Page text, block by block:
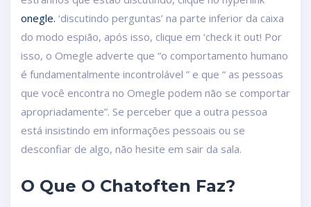
onegle. ‘discutindo perguntas’ na parte inferior da caixa
do modo espião, após isso, clique em ‘check it out! Por
isso, o Omegle adverte que “o comportamento humano
é fundamentalmente incontrolável ” e que “ as pessoas
que você encontra no Omegle podem não se comportar
apropriadamente”. Se perceber que a outra pessoa
está insistindo em informações pessoais ou se
desconfiar de algo, não hesite em sair da sala.
O Que O Chatoften Faz?